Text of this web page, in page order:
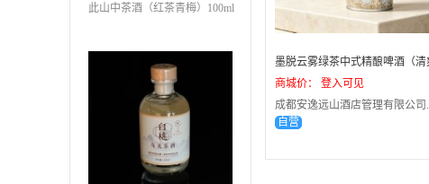
此山中茶酒（红茶青梅）100ml
商城价： 登入可见
成都安逸远山酒店管理有限公司.
自营